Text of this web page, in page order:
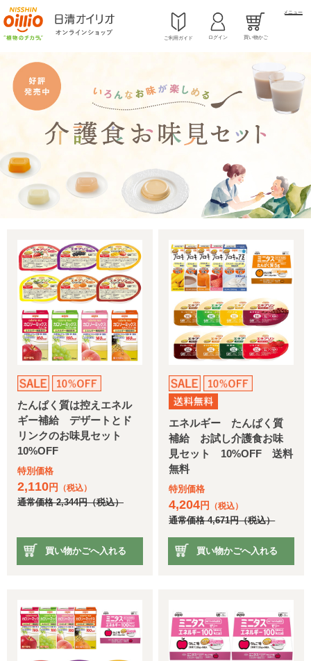
ご利用ガイド ログイン 買い物かご
メニュー
たんぱく質は控えエネル
ギー補給 デザートとド
リンクのお味見セット
10%OFF
特別価格
2,110円 （税込）
通常価格2,344円（税込）
買い物かごへ入れる
エネルギー たんぱく質
補給 お試し介護食お味
見セット 10%OFF 送料
無料
特別価格
4,204円 （税込）
通常価格4,671円（税込）
買い物かごへ入れる